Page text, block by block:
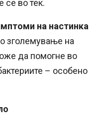
се во тек.
на настинка
зголемување на
да помогне во
– особено